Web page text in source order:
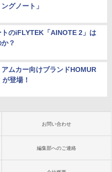
グノート」
のiFLYTEK「AINOTE 2」は
？
ムカー向けブランドHOMUR
登場！
お問い合わせ
編集部へのご連絡